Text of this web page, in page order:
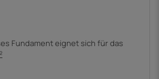
Fundament eignet sich für das